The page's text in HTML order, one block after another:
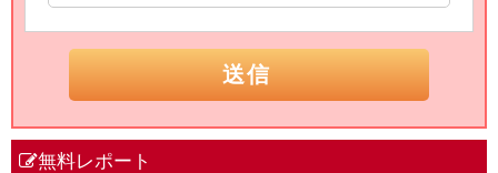
無料レポート